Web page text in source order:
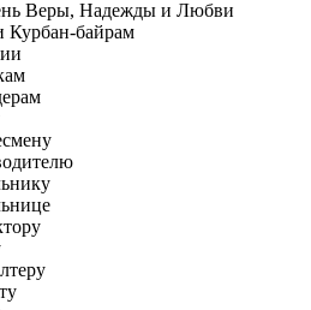
Веры, Надежды и Любви
Курбан-байрам